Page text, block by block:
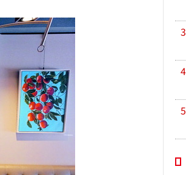
3
4
5